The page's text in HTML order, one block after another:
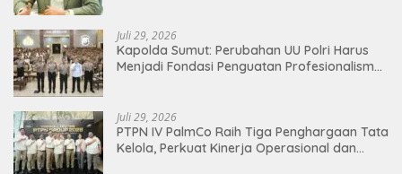
Juli 29, 2026
Kapolda Sumut: Perubahan UU Polri Harus
Menjadi Fondasi Penguatan Profesionalisme
Juli 29, 2026
PTPN IV PalmCo Raih Tiga Penghargaan Tata
Kelola, Perkuat Kinerja Operasional dan